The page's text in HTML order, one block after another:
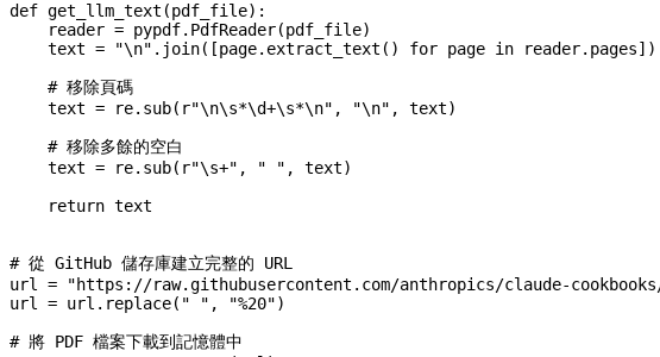
def get_llm_text (pdf_file):
    reader
= pypdf.PdfReader(pdf_file)
    text
= "\n" .join([page.extract_text() for page in reader.pages])
    # 移除頁碼
    text
= re.sub( r"\n\s*\d+\s*\n" , "\n" , text)
    # 移除多餘的空白
    text
= re.sub( r"\s+" , " " , text)
    return
text
# 從 GitHub 儲存庫建立完整的 URL
url = "https://raw.githubusercontent.com/anthropics/claude-
url = url.replace( " " , "%20")
# 將 PDF 檔案下載到記憶體中